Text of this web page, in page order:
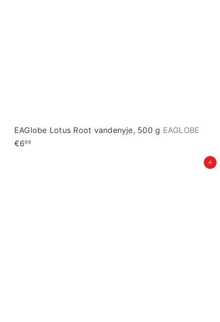
EAGlobe Lotus Root vandenyje, 500 g EAGLOBE
€699
Įdėti į krepšelį